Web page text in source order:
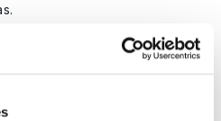
observar la nube de las
de 12 y 21 días. En el
esta se sitúa entre 4.171